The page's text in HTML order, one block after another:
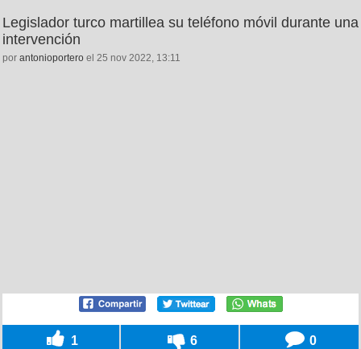
Legislador turco martillea su teléfono móvil durante una
intervención
por antonioportero el 25 nov 2022, 13:11
1 6 0